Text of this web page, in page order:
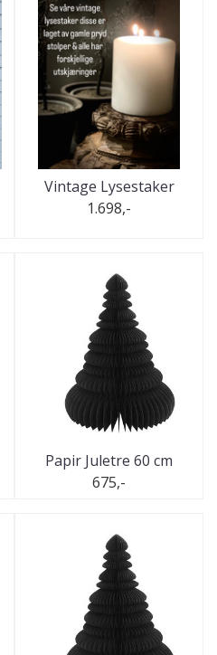
Vintage Lysestaker
1.698,-
Papir Juletre 60 cm
675,-